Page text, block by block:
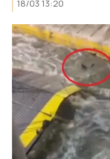
18/03 13:20